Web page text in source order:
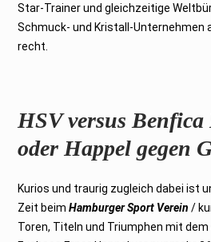
Star-Trainer und gleichzeitige
Schmuck- und Kristall-Unternehmen
recht.
HSV versus Benfica
oder Happel gegen
Kurios und traurig zugleich dabei ist
Zeit beimHamburger Sport Verein /
Toren, Titeln und Triumphen mit